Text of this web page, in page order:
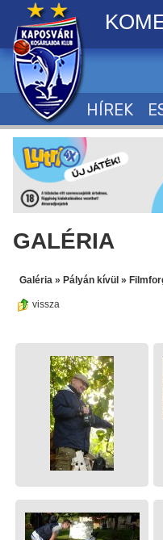
HÍREK
GALÉRIA
Galéria » Pályán kívül »
vissza